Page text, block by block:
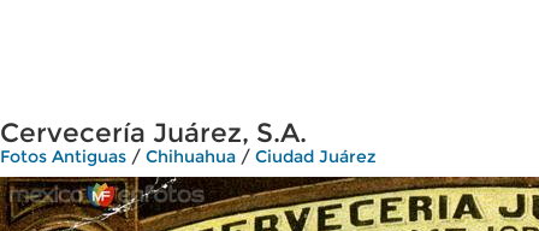
Cervecería Juárez, S.A.
Fotos Antiguas / Chihuahua / Ciudad Juárez